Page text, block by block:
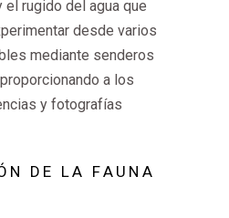
el rugido del agua que
desde varios
mediante senderos
a los
y fotografías
DE LA FAUNA